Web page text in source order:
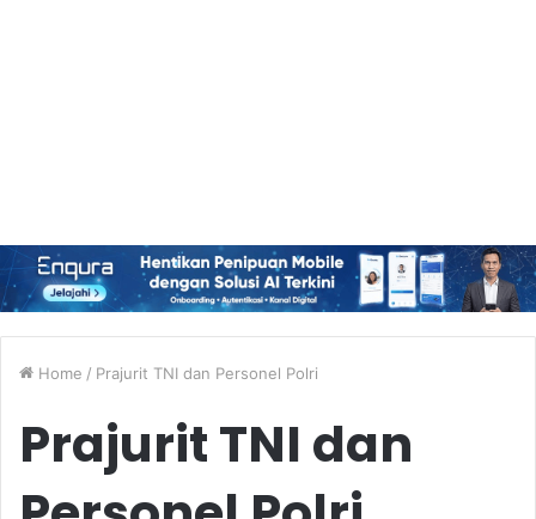
Home / Prajurit TNI dan Personel Polri
Prajurit TNI dan